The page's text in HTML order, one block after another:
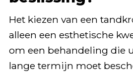
Het kiezen van een
alleen een esthetische
om een behandeling die
lange termijn moet